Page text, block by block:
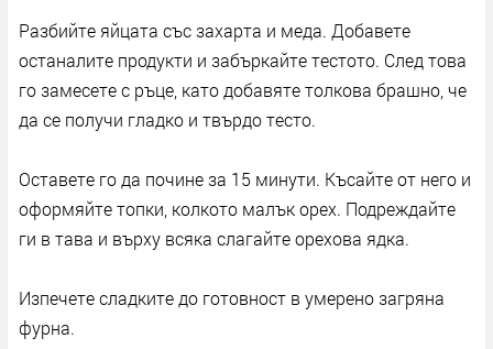
Разбийте яйцата със захарта и меда. Добавете
останалите продукти и забъркайте тестото. След това
го замесете с ръце, като добавяте толкова брашно, че
да се получи гладко и твърдо тесто.
Оставете го да почине за 15 минути. Късайте от него и
оформяйте топки, колкото малък орех. Подреждайте
ги в тава и върху всяка слагайте орехова ядка.
Изпечете сладките до готовност в умерено загряна
фурна.